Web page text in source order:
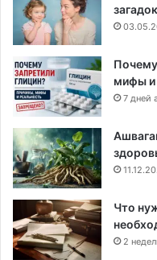
Почему
мифы и
7 дней
Что
2